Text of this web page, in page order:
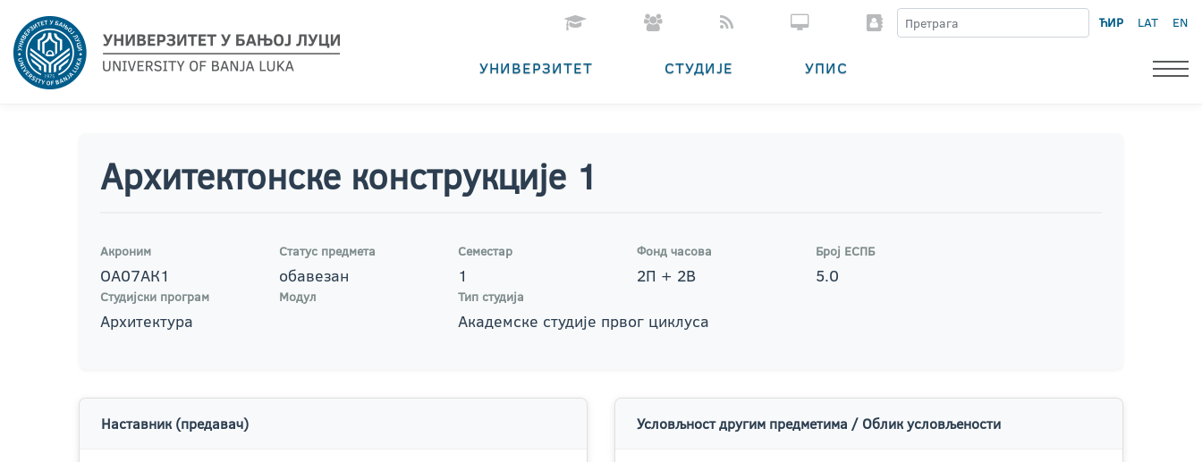
ЋИР LAT EN
УНИВЕРЗИТЕТ СТУДИЈЕ УПИС
Архитектонске конструкције 1
Акроним
ОА07АК1
Статус предмета
обавезан
Семестар
1
Фонд часова
2П + 2В
Број ЕСПБ
5.0
Студијски програм
Архитектура
Модул Тип студија
Академске студије првог циклуса
Наставник (предавач) Условљност другим предметима / Облик условљености